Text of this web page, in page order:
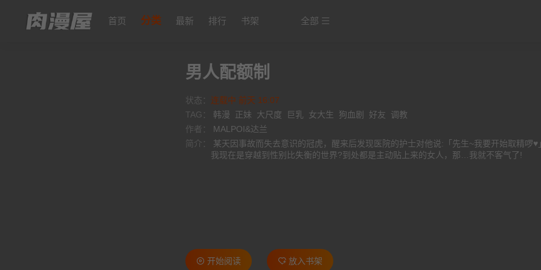
首页 分类 最新 排行 书架 全部
男人配额制
状态： 连载中 前天 16:07
TAG：
韩漫 正妹 大尺度 巨乳 女大生 狗血剧 好友
调教
作者：
MALPOI&达兰
简介：
我现在是穿越到性别比失衡的世界?到处都是主动贴上来的女人，那…我就不客气了!
开始阅读 放入书架